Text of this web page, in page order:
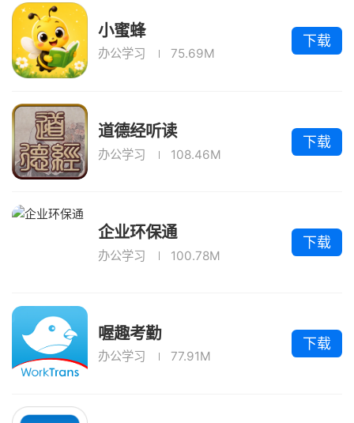
小蜜蜂
办公学习 75.69M
下载
道德经听读
办公学习 108.46M
下载
企业环保通
办公学习 100.78M
下载
喔趣考勤
办公学习 77.91M
下载